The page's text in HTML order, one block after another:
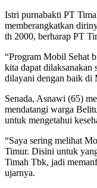
Istri purnabakti PT
memberangkatkan
th 2000, berharap PT
“Program Mobil Sehat
kita dapat
dilayani dengan baik di
Senada, Asnawi (65)
mendatangi warga
untuk mengetahui
“Saya sering melihat
Timur. Disini untuk
Timah Tbk, jadi
ujarnya.